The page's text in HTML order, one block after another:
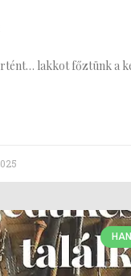
lakkot főztünk a